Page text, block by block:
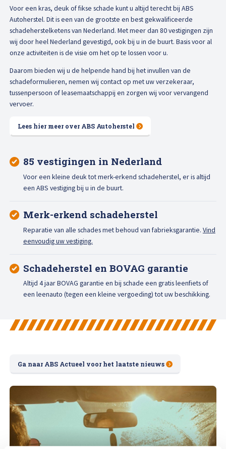
Voor een kras, deuk of fikse schade kunt u altijd terecht bij ABS
Autoherstel. Dit is een van de grootste en best gekwalificeerde
schadeherstelketens van Nederland. Met meer dan 80 vestigingen zijn
wij door heel Nederland gevestigd, ook bij u in de buurt. Basis voor al
onze activiteiten is de visie om het op te lossen voor u.
Daarom bieden wij u de helpende hand bij het invullen van de
schadeformulieren, nemen wij contact op met uw verzekeraar,
tussenpersoon of leasemaatschappij en zorgen wij voor vervangend
vervoer.
Lees hier meer over ABS Autoherstel
85 vestigingen in Nederland
Voor een kleine deuk tot merk-erkend schadeherstel, er is altijd
een ABS vestiging bij u in de buurt.
Merk-erkend schadeherstel
Reparatie van alle schades met behoud van fabrieksgarantie. Vind
eenvoudig uw vestiging.
Schadeherstel en BOVAG garantie
Altijd 4 jaar BOVAG garantie en bij schade een gratis leenfiets of
een leenauto (tegen een kleine vergoeding) tot uw beschikking.
Ga naar ABS Actueel voor het laatste nieuws